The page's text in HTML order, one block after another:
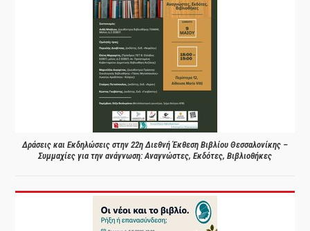
Δράσεις και Εκδηλώσεις στην 22η Διεθνή Έκθεση Βιβλίου Θεσσαλονίκης –
Συμμαχίες για την ανάγνωση: Αναγνώστες, Εκδότες, Βιβλιοθήκες